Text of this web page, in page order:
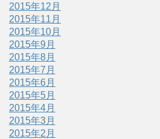
2015年12月
2015年11月
2015年10月
2015年9月
2015年8月
2015年7月
2015年6月
2015年5月
2015年4月
2015年3月
2015年2月